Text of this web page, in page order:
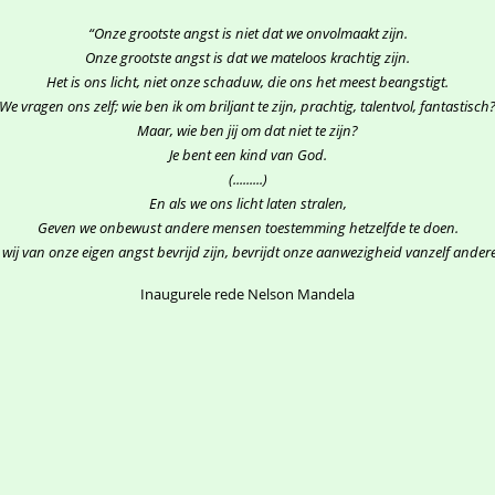
“Onze grootste angst is niet dat we onvolmaakt zijn.
Onze grootste angst is dat we mateloos krachtig zijn.
Het is ons licht, niet onze schaduw, die ons het meest beangstigt.
We vragen ons zelf; wie ben ik om briljant te zijn, prachtig, talentvol, fantastisch?
Maar, wie ben jij om dat niet te zijn?
Je bent een kind van God.
(.........)
En als we ons licht laten stralen,
Geven we onbewust andere mensen toestemming hetzelfde te doen.
wij van onze eigen angst bevrijd zijn, bevrijdt onze aanwezigheid vanzelf
Inaugurele rede Nelson Mandela